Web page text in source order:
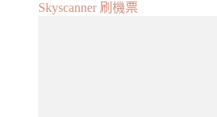
Skyscanner 刷機票